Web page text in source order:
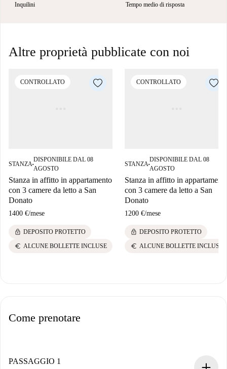
Inquilini Tempo medio di risposta
Altre proprietà pubblicate con noi
CONTROLLATO
STANZA■
DISPONIBILE DAL 08
AGOSTO
Stanza in affitto in appartamento
con 3 camere da letto a San
Donato
1400 €/mese
lock DEPOSITO PROTETTO
euro ALCUNE BOLLETTE INCLUSE
CONTROLLATO
STANZA■
DISPONIBILE DAL 08
AGOSTO
Stanza in affitto in
con 3 camere da letto a San
Donato
1200 €/mese
lock DEPOSITO PROTETTO
euro ALCUNE BOLLETTE INCLUSE
Come prenotare
PASSAGGIO 1